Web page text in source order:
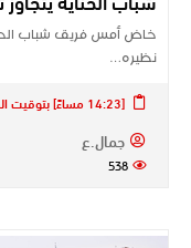
خاض أمس فريق شباب
نظيره…
[14:23 مساءً] بتوقيت الجزائر - الأربعاء 01 نوفمبر 2023
جمال.ع
538